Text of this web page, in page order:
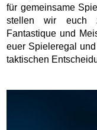
für gemeinsame
stellen wir euch
Fantastique und
euer Spieleregal
taktischen